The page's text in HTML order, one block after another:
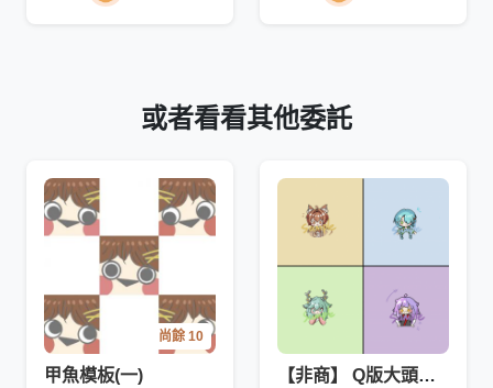
或者看看其他委託
尚餘 10
甲魚模板(一) 【非商】 Q版大頭驚喜包